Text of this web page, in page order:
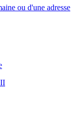
ou d'une adresse